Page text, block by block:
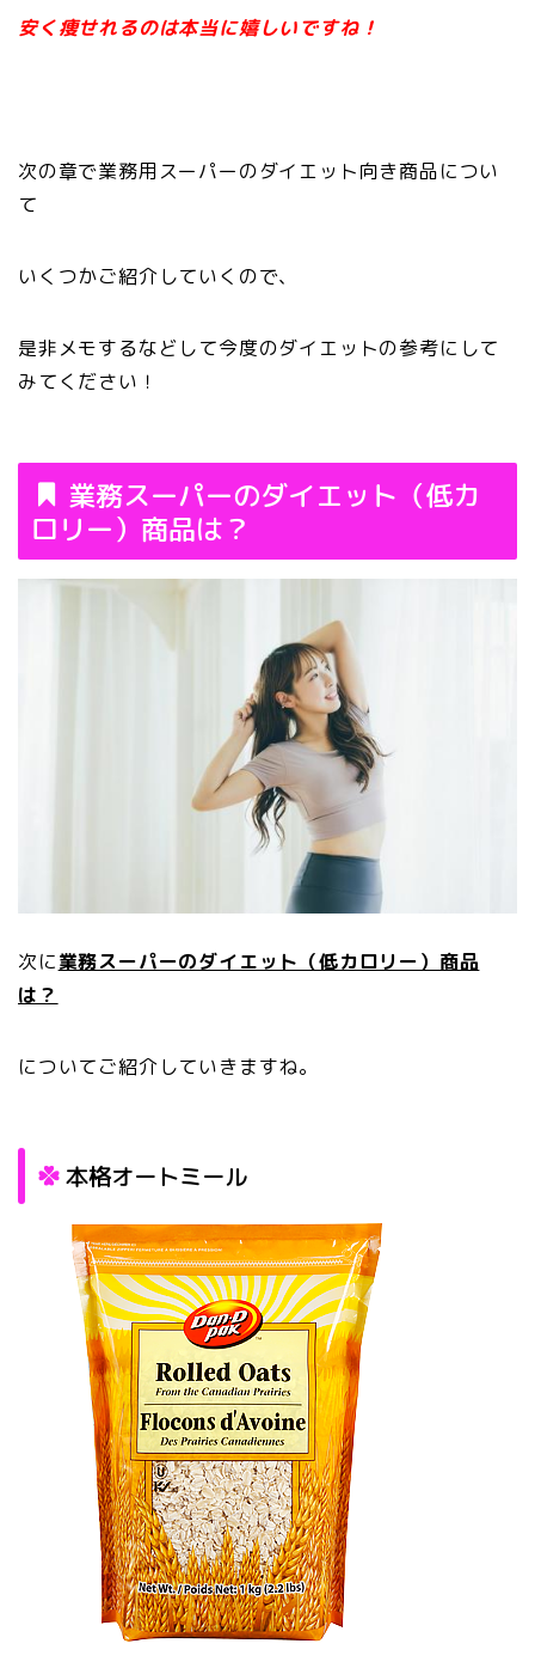
安く痩せれるのは本当に嬉しいですね！
次の章で業務用スーパーのダイエット向き商品につい
て
いくつかご紹介していくので、
是非メモするなどして今度のダイエットの参考にして
みてください！
業務スーパーのダイエット（低カ
ロリー）商品は？
次に業務スーパーのダイエット（低カロリー）商品
は？
についてご紹介していきますね。
本格オートミール